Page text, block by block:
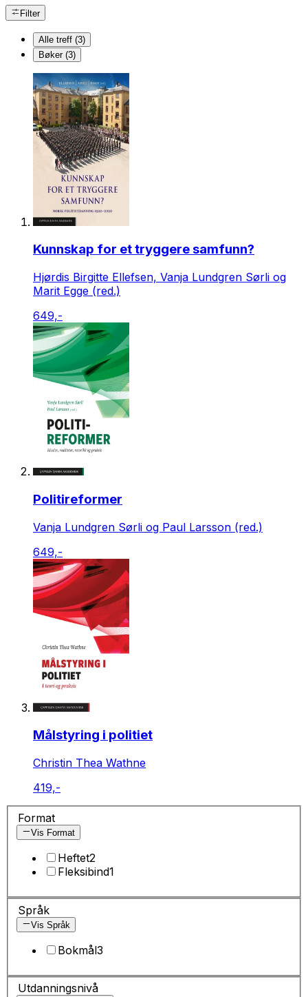
Filter
Alle treff (3)
Bøker (3)
Kunnskap for et tryggere samfunn?
Hjørdis Birgitte Ellefsen, Vanja Lundgren Sørli og
Marit Egge (red.)
649,-
Politireformer
Vanja Lundgren Sørli og Paul Larsson (red.)
649,-
Målstyring i politiet
Christin Thea Wathne
419,-
Format
Vis Format
Heftet2
Fleksibind1
Språk
Vis Språk
Bokmål3
Utdanningsnivå